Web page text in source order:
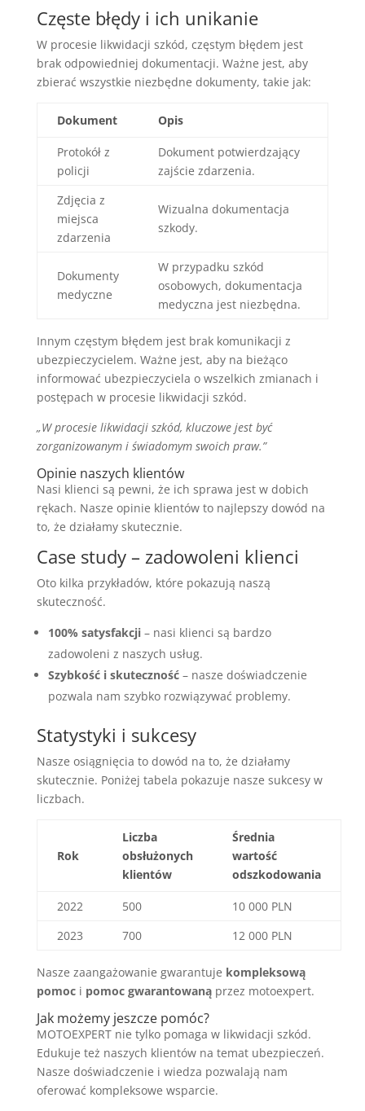
Częste błędy i ich unikanie
W procesie likwidacji szkód, częstym błędem jest
brak odpowiedniej dokumentacji. Ważne jest, aby
zbierać wszystkie niezbędne dokumenty, takie jak:
Dokument Opis
Protokół z
policji
Dokument potwierdzający
zajście zdarzenia.
Zdjęcia z
miejsca
zdarzenia
Wizualna dokumentacja
szkody.
Dokumenty
medyczne
W przypadku szkód
osobowych, dokumentacja
medyczna jest niezbędna.
Innym częstym błędem jest brak komunikacji z
ubezpieczycielem. Ważne jest, aby na bieżąco
informować ubezpieczyciela o wszelkich zmianach i
postępach w procesie likwidacji szkód.
„W procesie likwidacji szkód, kluczowe jest być
zorganizowanym i świadomym swoich praw.”
Opinie naszych klientów
Nasi klienci są pewni, że ich sprawa jest w dobich
rękach. Nasze opinie klientów to najlepszy dowód na
to, że działamy skutecznie.
Case study – zadowoleni klienci
Oto kilka przykładów, które pokazują naszą
skuteczność.
100% satysfakcji– nasi klienci są bardzo
zadowoleni z naszych usług.
Szybkość i skuteczność– nasze doświadczenie
pozwala nam szybko rozwiązywać problemy.
Statystyki i sukcesy
Nasze osiągnięcia to dowód na to, że działamy
skutecznie. Poniżej tabela pokazuje nasze sukcesy w
liczbach.
Rok
Liczba
obsłużonych
klientów
Średnia
wartość
odszkodowania
2022 500
10 000 PLN
2023
700 12 000 PLN
Nasze zaangażowanie gwarantuje kompleksową
pomoci pomoc gwarantowanąprzez motoexpert.
Jak możemy jeszcze pomóc?
MOTOEXPERT nie tylko pomaga w likwidacji szkód.
Edukuje też naszych klientów na temat ubezpieczeń.
Nasze doświadczenie i wiedza pozwalają nam
oferować kompleksowe wsparcie.